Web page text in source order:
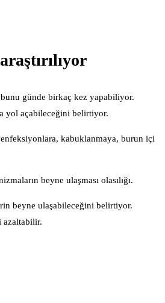
bunu günde birkaç kez yapabiliyor.
yol açabileceğini belirtiyor.
kabuklanmaya, burun içi
beyne ulaşması olasılığı.
beyne ulaşabileceğini belirtiyor.
azaltabilir.